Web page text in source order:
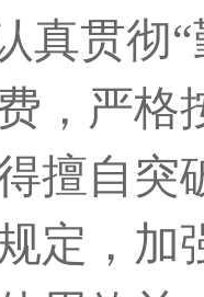
真贯彻
，严格
擅自突
定，加